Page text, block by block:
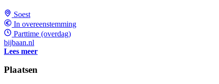
Soest
In overeenstemming
Parttime (overdag)
bijbaan.nl
Lees meer
Plaatsen